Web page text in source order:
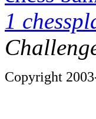
1
Copyright